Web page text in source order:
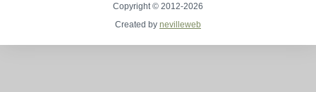
Copyright © 2012-2026
Created by nevilleweb